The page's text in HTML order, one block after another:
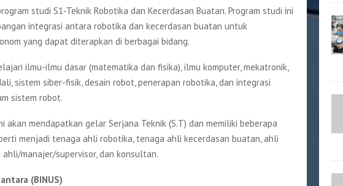
studi S1-Teknik Robotika dan Kecerdasan Buatan. Program studi ini
integrasi antara robotika dan kecerdasan buatan untuk
yang dapat diterapkan di berbagai bidang.
ilmu-ilmu dasar (matematika dan fisika), ilmu komputer, mekatronik,
sistem siber-fisik, desain robot, penerapan robotika, dan integrasi
sistem robot.
akan mendapatkan gelar Serjana Teknik (S.T) dan memiliki beberapa
menjadi tenaga ahli robotika, tenaga ahli kecerdasan buatan, ahli
manajer/supervisor, dan konsultan.
(BINUS)